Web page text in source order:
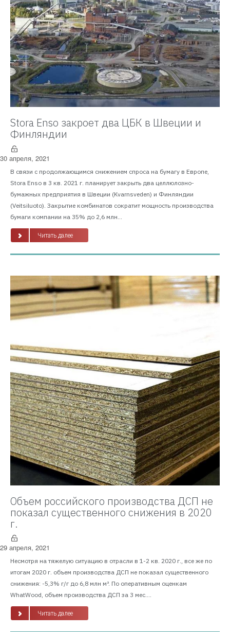
Stora Enso закроет два ЦБК в Швеции и
Финляндии
30 апреля, 2021
В связи с продолжающимся снижением спроса на бумагу в Европе,
Stora Enso в 3 кв. 2021 г. планирует закрыть два целлюлозно-
бумажных предприятия в Швеции (Kvarnsveden) и Финляндии
(Veitsiluoto). Закрытие комбинатов сократит мощность производства
бумаги компании на 35% до 2,6 млн...
Читать далее
Объем российского производства ДСП не
показал существенного снижения в 2020
г.
29 апреля, 2021
Несмотря на тяжелую ситуацию в отрасли в 1-2 кв. 2020 г., все же по
итогам 2020 г. объем производства ДСП не показал существенного
снижения: -5,3% г/г до 6,8 млн м³. По оперативным оценкам
WhatWood, объем производства ДСП за 3 мес....
Читать далее